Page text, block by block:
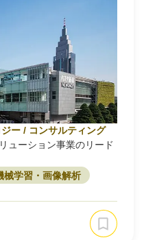
ー / コンサルティング
ューション事業のリード
械学習・画像解析